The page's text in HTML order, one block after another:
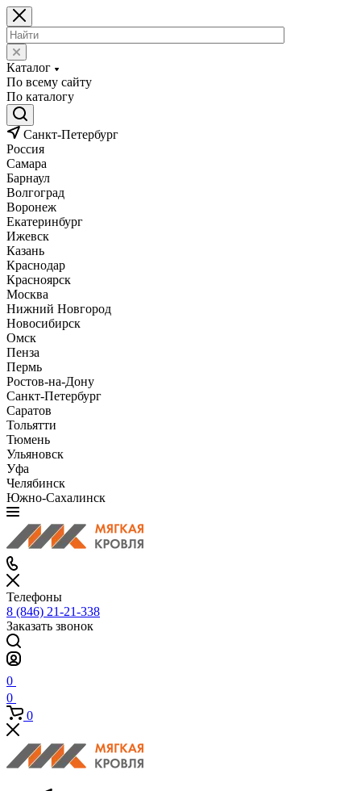
Каталог
По всему сайту
По каталогу
Санкт-Петербург
Россия
Самара
Барнаул
Волгоград
Воронеж
Екатеринбург
Ижевск
Казань
Краснодар
Красноярск
Москва
Нижний Новгород
Новосибирск
Омск
Пенза
Пермь
Ростов-на-Дону
Санкт-Петербург
Саратов
Тольятти
Тюмень
Ульяновск
Уфа
Челябинск
Южно-Сахалинск
Телефоны
8 (846) 21-21-338
Заказать звонок
0
0
0